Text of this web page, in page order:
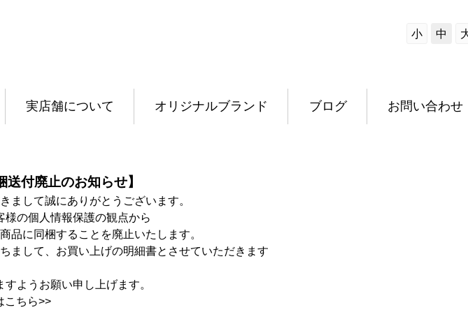
小 中
実店舗について オリジナルブランド ブログ お問い合わせ
送付廃止のお知らせ】
まして誠にありがとうございます。
の個人情報保護の観点から
品に同梱することを廃止いたします。
まして、お買い上げの明細書とさせていただきます
ようお願い申し上げます。
こちら>>